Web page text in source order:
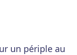
un périple au